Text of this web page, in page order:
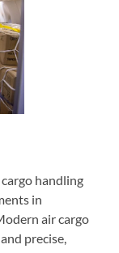
handling
in
air cargo
precise,